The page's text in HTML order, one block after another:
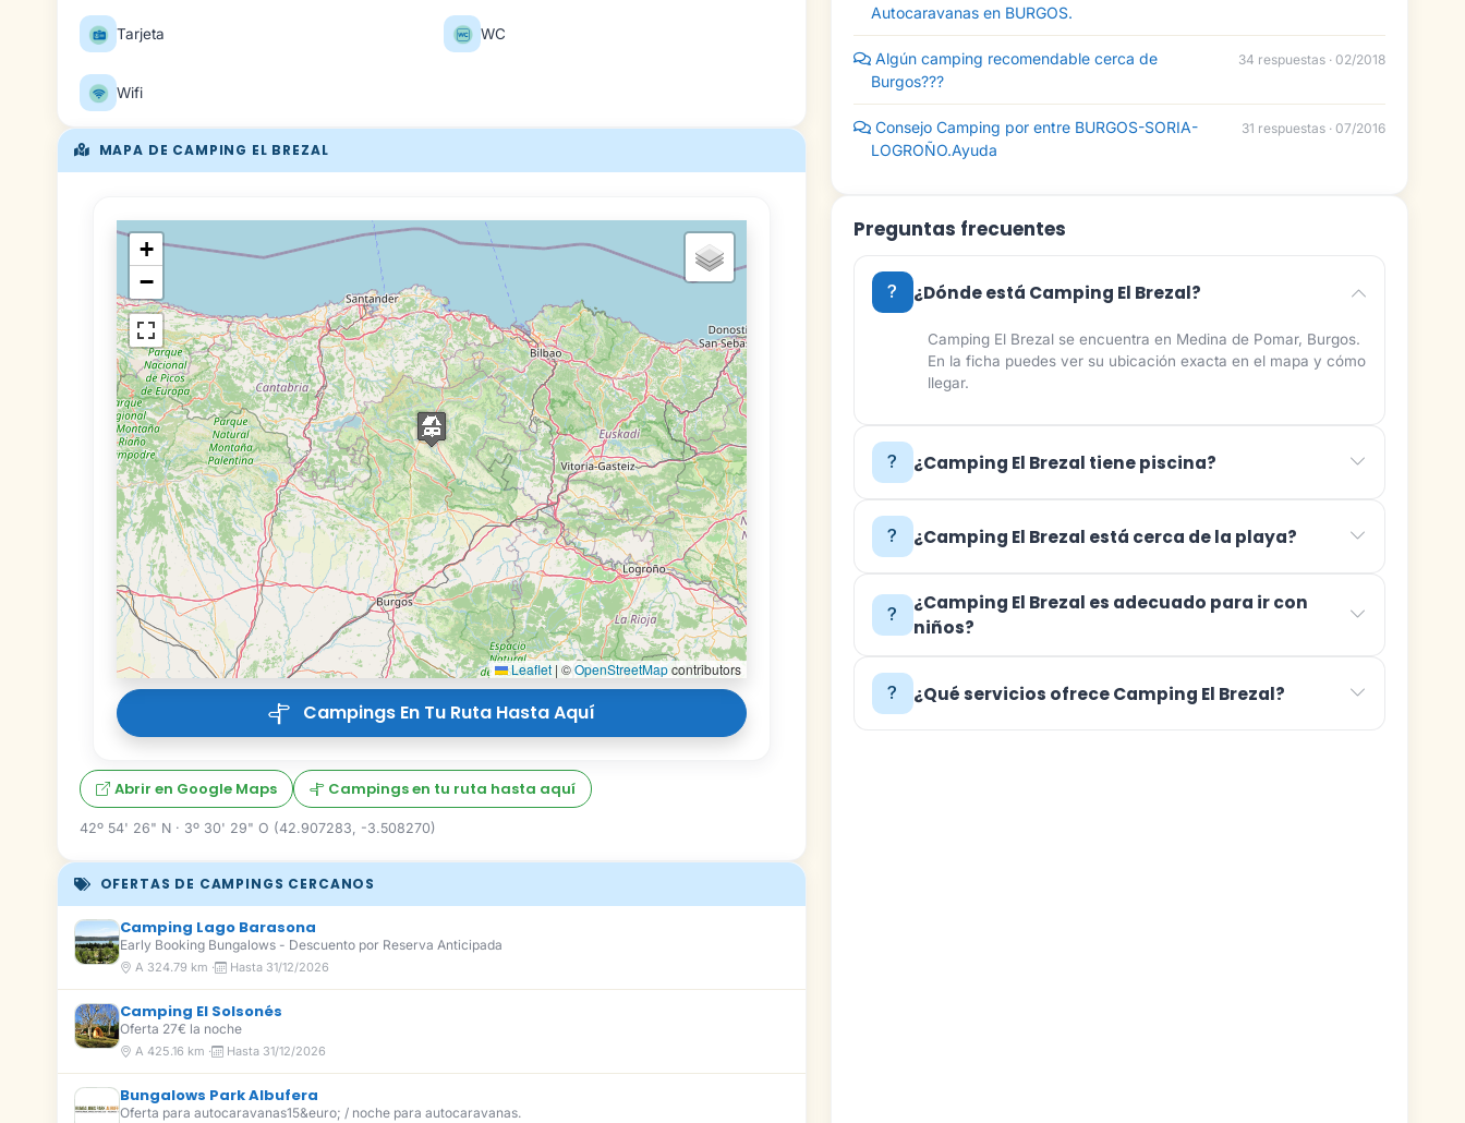
Tarjeta WC
Wifi
MAPA DE CAMPING EL BREZAL
+
−
Leaflet | ©OpenStreetMapcontributors
Campings En Tu Ruta Hasta Aquí
Abrir en Google Maps Campings en tu ruta hasta aquí
42º 54' 26" N · 3º 30' 29" O (42.907283, -3.508270)
OFERTAS DE CAMPINGS CERCANOS
Camping Lago Barasona
Early Booking Bungalows - Descuento por Reserva Anticipada
A 324.79 km · Hasta 31/12/2026
Camping El Solsonés
Oferta 27€ la noche
A 425.16 km · Hasta 31/12/2026
Bungalows Park Albufera
Oferta para autocaravanas15&euro; / noche para autocaravanas.
Autocaravanas en BURGOS.
Algún camping recomendable cerca de
Burgos???
34 respuestas · 02/2018
Consejo Camping por entre BURGOS-SORIA-
LOGROÑO.Ayuda
31 respuestas · 07/2016
Preguntas frecuentes
¿Dónde está Camping El Brezal?
Camping El Brezal se encuentra en Medina de Pomar, Burgos.
En la ficha puedes ver su ubicación exacta en el mapa y cómo
llegar.
¿Camping El Brezal tiene piscina?
¿Camping El Brezal está cerca de la playa?
¿Camping El Brezal es adecuado para ir con
niños?
¿Qué servicios ofrece Camping El Brezal?